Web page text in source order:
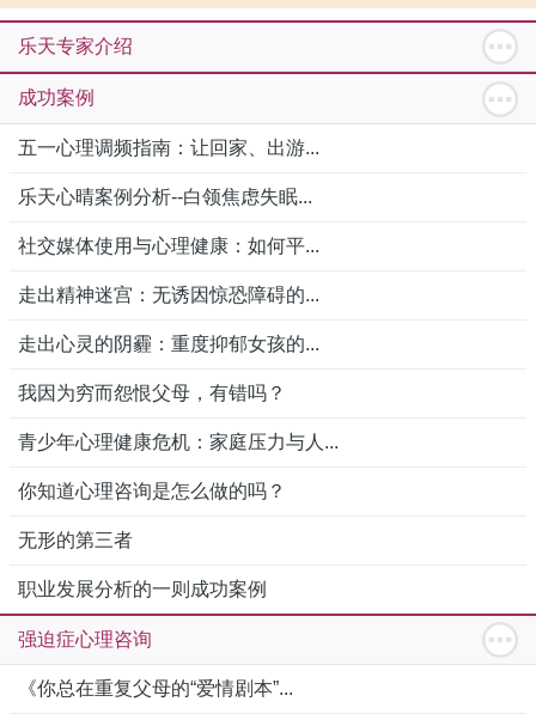
乐天专家介绍
成功案例
五一心理调频指南：让回家、出游...
乐天心晴案例分析--白领焦虑失眠...
社交媒体使用与心理健康：如何平...
走出精神迷宫：无诱因惊恐障碍的...
走出心灵的阴霾：重度抑郁女孩的...
我因为穷而怨恨父母，有错吗？
青少年心理健康危机：家庭压力与人...
你知道心理咨询是怎么做的吗？
无形的第三者
职业发展分析的一则成功案例
强迫症心理咨询
《你总在重复父母的“爱情剧本”...